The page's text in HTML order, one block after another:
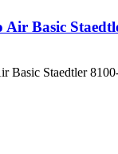
Basic
Basic Staedtler